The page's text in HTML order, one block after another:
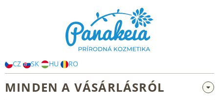
CZ SK HU RO
MINDEN A VÁSÁRLÁSRÓL